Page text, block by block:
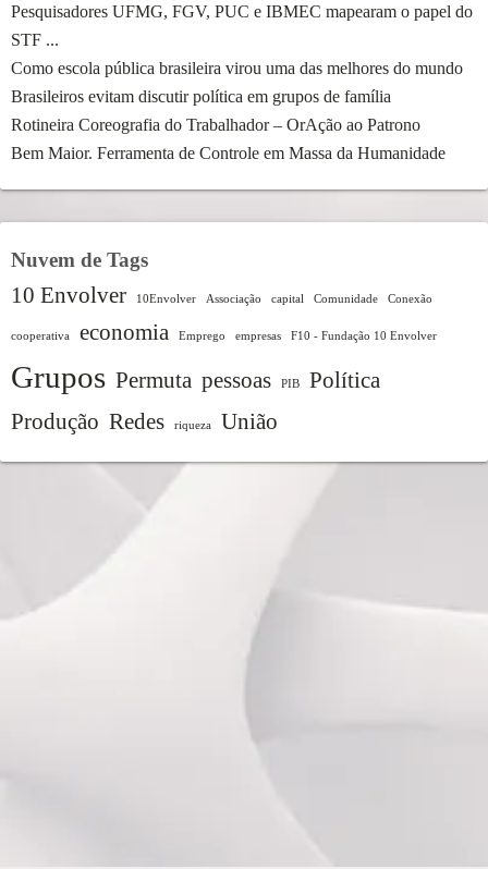
Pesquisadores UFMG, FGV, PUC e IBMEC mapearam o papel do
STF ...
Como escola pública brasileira virou uma das melhores do mundo
Brasileiros evitam discutir política em grupos de família
Rotineira Coreografia do Trabalhador – OrAção ao Patrono
Bem Maior. Ferramenta de Controle em Massa da Humanidade
Nuvem de Tags
10 Envolver 10Envolver Associação capital Comunidade Conexão
cooperativa economia Emprego empresas F10 - Fundação 10 Envolver
Grupos Permuta pessoas PIB
Política
Produção Redes riqueza União